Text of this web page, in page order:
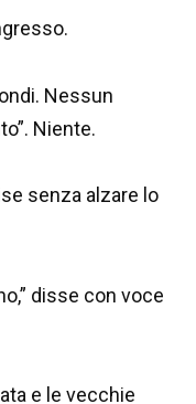
Nessun
Niente.
senza alzare lo
disse con voce
e le vecchie